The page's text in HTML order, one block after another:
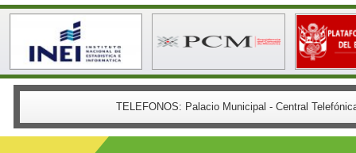
TELEFONOS: Palacio Municipal - Central